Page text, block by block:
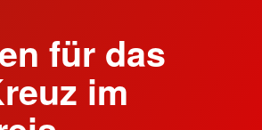
für das
im